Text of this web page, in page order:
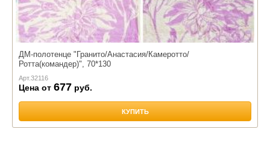
ДМ-полотенце "Гранито/Анастасия/Камеротто/
Ротта(командер)", 70*130
Арт.32116
Цена от 677 руб.
КУПИТЬ